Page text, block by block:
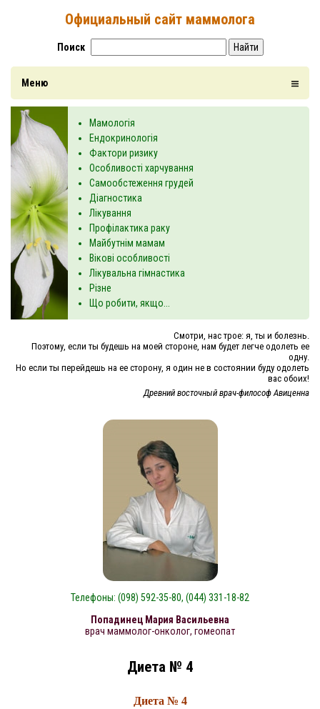
Официальный сайт маммолога
Поиск Найти
Меню
Мамологія
Ендокринологія
Фактори ризику
Особливості харчування
Самообстеження грудей
Діагностика
Лікування
Профілактика раку
Майбутнім мамам
Вікові особливості
Лікувальна гімнастика
Різне
Що робити, якщо...
Смотри, нас трое: я, ты и болезнь.
Поэтому, если ты будешь на моей стороне, нам будет легче одолеть ее
одну.
Но если ты перейдешь на ее сторону, я один не в состоянии буду одолеть
вас обоих!
Древний восточный врач-философ Авиценна
Телефоны: (098) 592-35-80, (044) 331-18-82
Попадинец Мария Васильевна
врач маммолог-онколог, гомеопат
Диета № 4
Диета № 4